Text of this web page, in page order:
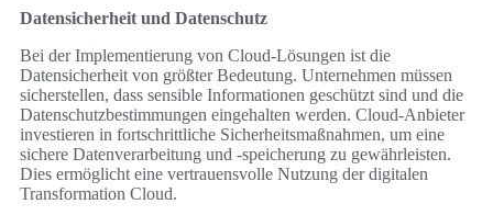
Datensicherheit und Datenschutz
Bei der Implementierung von Cloud-Lösungen ist die
Datensicherheit von größter Bedeutung. Unternehmen müssen
sicherstellen, dass sensible Informationen geschützt sind und die
Datenschutzbestimmungen eingehalten werden. Cloud-Anbieter
investieren in fortschrittliche Sicherheitsmaßnahmen, um eine
sichere Datenverarbeitung und -speicherung zu gewährleisten.
Dies ermöglicht eine vertrauensvolle Nutzung der digitalen
Transformation Cloud.